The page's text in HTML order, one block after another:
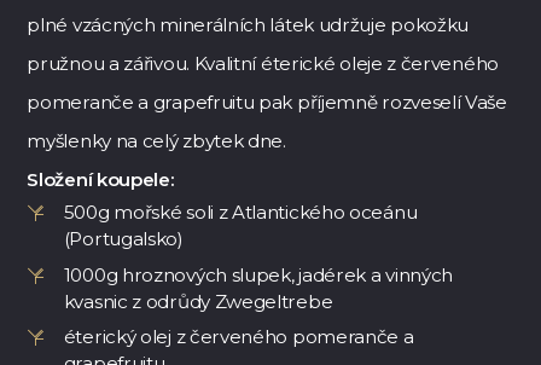
plné vzácných minerálních látek udržuje pokožku
pružnou a zářivou. Kvalitní éterické oleje z červeného
pomeranče a grapefruitu pak příjemně rozveselí Vaše
myšlenky na celý zbytek dne.
Složení koupele:
500g mořské soli z Atlantického oceánu
(Portugalsko)
1000g hroznových slupek, jadérek a vinných
kvasnic z odrůdy Zwegeltrebe
éterický olej z červeného pomeranče a